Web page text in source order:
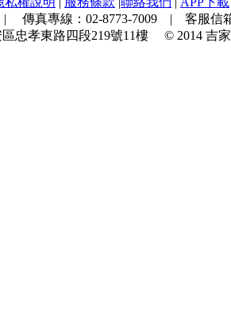
傳真專線： 02-8773-7009 | 客服信
忠孝東路四段219號11樓 © 2014 吉